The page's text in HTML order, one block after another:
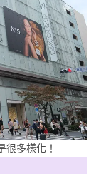
多樣化！